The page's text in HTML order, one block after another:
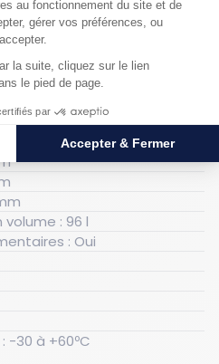
: 96 l
: Oui
-30 à +60ºC